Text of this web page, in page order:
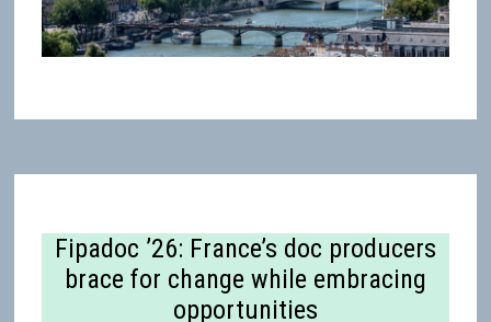
Fipadoc ’26: France’s doc producers
brace for change while embracing
opportunities